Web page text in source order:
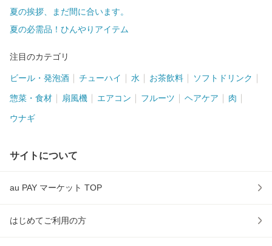
夏の挨拶、まだ間に合います。
夏の必需品！ひんやりアイテム
注目のカテゴリ
ビール・発泡酒 チューハイ 水 お茶飲料 ソフトドリンク
惣菜・食材 扇風機 エアコン フルーツ ヘアケア 肉
ウナギ
サイトについて
au PAY マーケット TOP
はじめてご利用の方